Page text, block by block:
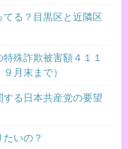
る？目黒区と近隣区
殊詐欺被害額４１１
月末まで）
る日本共産党の要望
いの？